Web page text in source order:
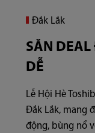
Đắk Lắk
SĂN DEAL
DỄ
Lễ Hội Hè
Đắk Lắk, mang
động, bùng nổ